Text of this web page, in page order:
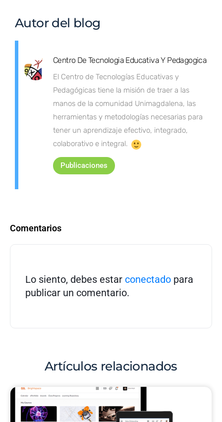
Autor del blog
Centro De Tecnologia Educativa Y Pedagogica
El Centro de Tecnologías Educativas y
Pedagógicas tiene la misión de traer a las
manos de la comunidad Unimagdalena, las
herramientas y metodologías necesarias para
tener un aprendizaje efectivo, integrado,
colaborativo e integral.
Publicaciones
Comentarios
Lo siento, debes estar conectado para
publicar un comentario.
Artículos relacionados